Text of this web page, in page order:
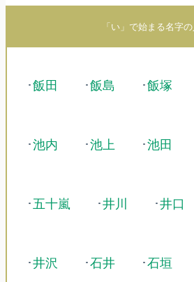
「い」で始まる名字の
･飯田 ･飯島 ･飯塚
･池内 ･池上 ･池田
･五十嵐 ･井川 ･井口
･井沢 ･石井 ･石垣